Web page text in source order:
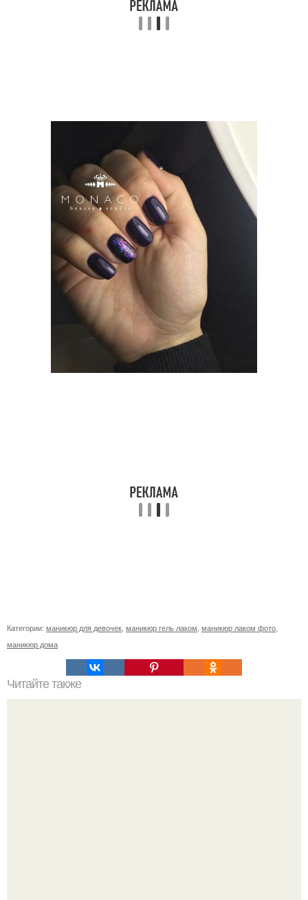
Категории: маникюр для девочек маникюр гель лаком маникюр лаком фото
маникюр дома
Читайте также